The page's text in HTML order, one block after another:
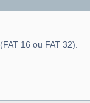
16 ou FAT 32).